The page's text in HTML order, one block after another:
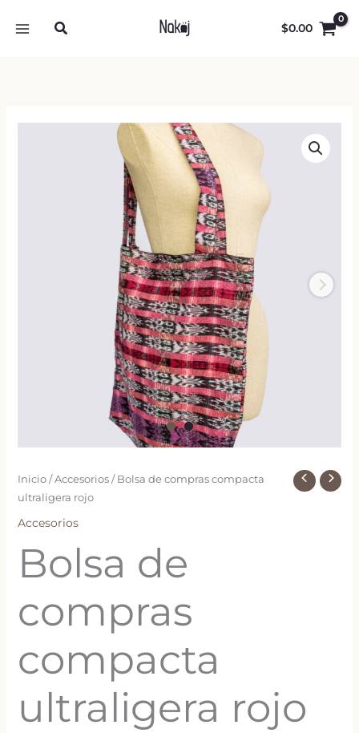
$0.00
Inicio/Accesorios/ Bolsa de compras compacta
ultraligera rojo
Accesorios
Bolsa de
compras
compacta
ultraligera rojo